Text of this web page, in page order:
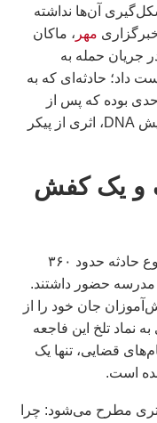
آن‌ها نداشته
مهر ، ماکان
میناب، در جریان حمله به
داد؛ حادثه‌ای که به
بوده که پس از
بیش از ۱۰۰ روز جست‌وجو و ده‌ها آزمایش DNA، اثری از پیکر
و یک کفش
منتشرشده، در زمان وقوع حادثه حدود ۳۶۰
در مدرسه حضور داشتند.
جان خود را از
نماد تلخ این فاجعه
قضایی، تنها یک
است.
مطرح می‌شود: چرا